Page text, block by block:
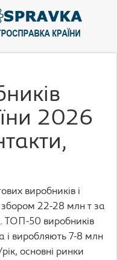
2026
виробників і
збором 22-28 млн т за
ТОП-50 виробників
і виробляють 7-8 млн
основні ринки